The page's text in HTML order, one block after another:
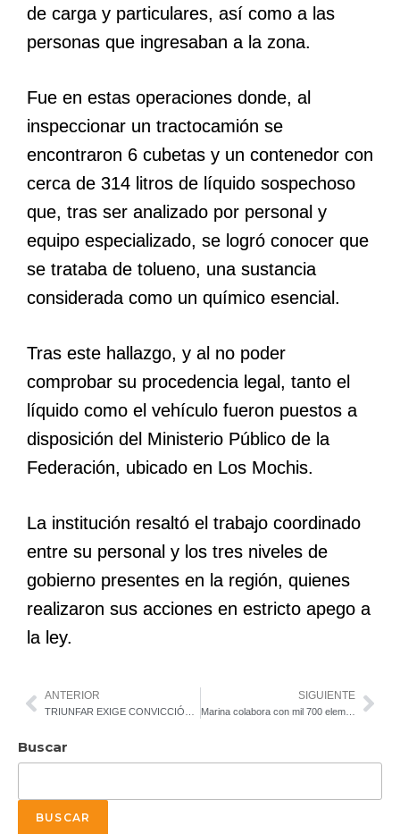
de carga y particulares, así como a las
personas que ingresaban a la zona.
Fue en estas operaciones donde, al
inspeccionar un tractocamión se
encontraron 6 cubetas y un contenedor con
cerca de 314 litros de líquido sospechoso
que, tras ser analizado por personal y
equipo especializado, se logró conocer que
se trataba de tolueno, una sustancia
considerada como un químico esencial.
Tras este hallazgo, y al no poder
comprobar su procedencia legal, tanto el
líquido como el vehículo fueron puestos a
disposición del Ministerio Público de la
Federación, ubicado en Los Mochis.
La institución resaltó el trabajo coordinado
entre su personal y los tres niveles de
gobierno presentes en la región, quienes
realizaron sus acciones en estricto apego a
la ley.
ANTERIOR
TRIUNFAR EXIGE CONVICCIÓN MÁS ALLÁ DE LA VOLUNTAD
SIGUIENTE
Marina colabora con mil 700 elementos para la recolección de hidrocarburos en Veracruz, Tabasco y Tamaulipas
Buscar
BUSCAR